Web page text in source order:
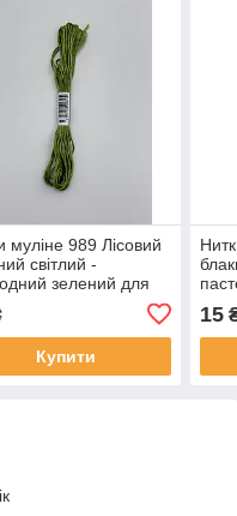
муліне 989 Лісовий
світлий -
зелений для
Купити
15